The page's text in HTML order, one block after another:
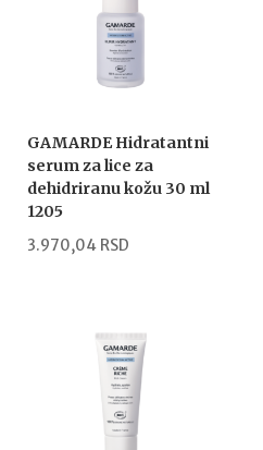
GAMARDE Hidratantni
serum za lice za
dehidriranu kožu 30 ml
1205
3.970,04 RSD